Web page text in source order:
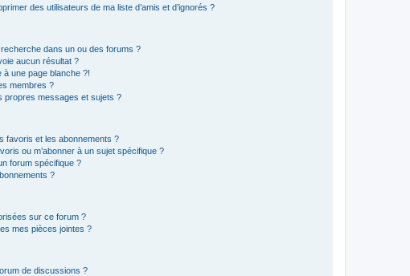
des utilisateurs de ma liste d’amis et d’ignorés ?
dans un ou des forums ?
aucun résultat ?
une page blanche ?!
membres ?
propres messages et sujets ?
favoris et les abonnements ?
ou m’abonner à un sujet spécifique ?
forum spécifique ?
?
sur ce forum ?
mes pièces jointes ?
de discussions ?